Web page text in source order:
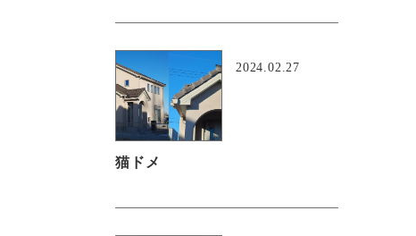
2024.02.27
猫ドメ